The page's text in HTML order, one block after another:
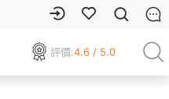
評價:4.6 / 5.0